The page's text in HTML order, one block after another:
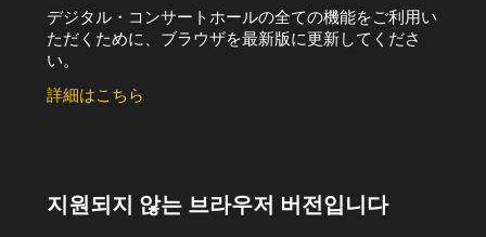
デジタル・コンサートホールの全ての機能をご利用い
ただくために、ブラウザを最新版に更新してくださ
い。
詳細はこちら
지원되지 않는 브라우저 버전입니다